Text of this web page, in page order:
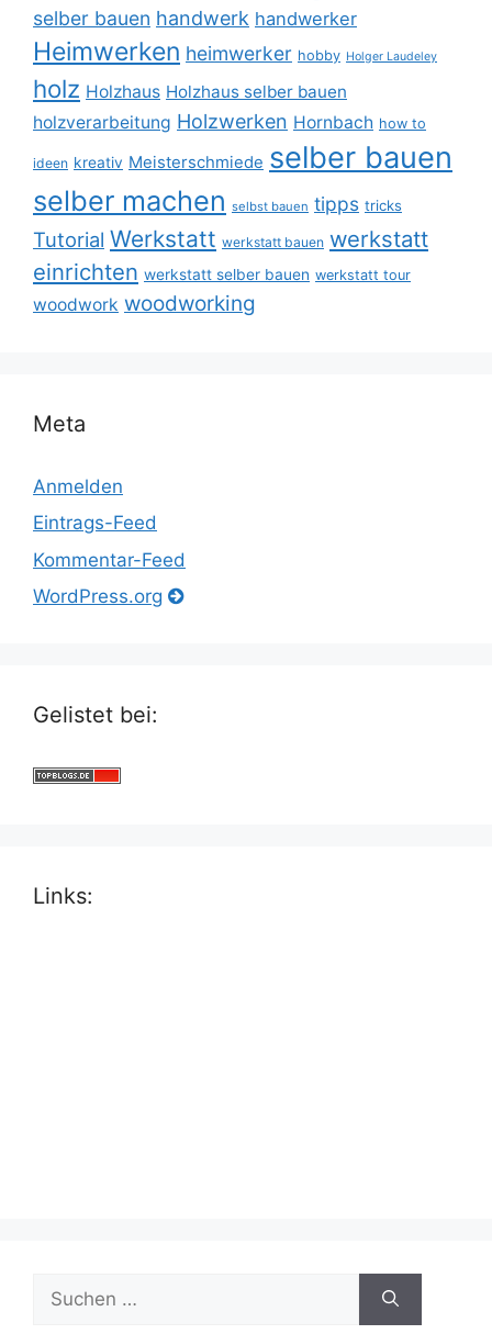
selber bauen handwerk handwerker
Heimwerken heimwerker hobby Holger Laudeley
holz Holzhaus Holzhaus selber bauen
holzverarbeitung Holzwerken Hornbach how to
ideen kreativ Meisterschmiede selber bauen
selber machen selbst bauen tipps tricks
Tutorial Werkstatt werkstatt bauen werkstatt
einrichten werkstatt selber bauen werkstatt tour
woodwork woodworking
Meta
Anmelden
Eintrags-Feed
Kommentar-Feed
WordPress.org
Gelistet bei:
Links:
nach: